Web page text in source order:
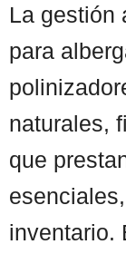
La gestión
para
naturales,
que
inventario.